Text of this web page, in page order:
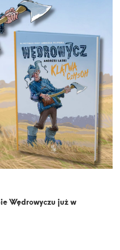
Wędrowyczu już w